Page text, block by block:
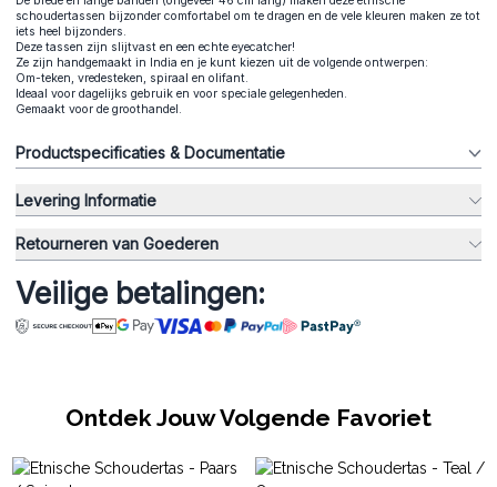
schoudertassen bijzonder comfortabel om te dragen en de vele kleuren maken ze tot
iets heel bijzonders.
Deze tassen zijn slijtvast en een echte eyecatcher!
Ze zijn handgemaakt in India en je kunt kiezen uit de volgende ontwerpen:
Om-teken, vredesteken, spiraal en olifant.
Ideaal voor dagelijks gebruik en voor speciale gelegenheden.
Gemaakt voor de groothandel.
Productspecificaties & Documentatie
Levering Informatie
Retourneren van Goederen
Veilige betalingen:
Ontdek Jouw Volgende Favoriet